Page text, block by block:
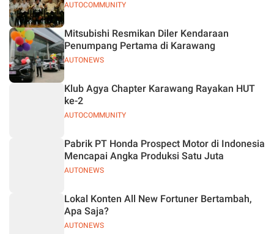
AUTOCOMMUNITY
AUTONEWS
Mitsubishi Resmikan Diler Kendaraan
Penumpang Pertama di Karawang
AUTOCOMMUNITY
Klub Agya Chapter Karawang Rayakan HUT
ke-2
AUTONEWS
Pabrik PT Honda Prospect Motor di Indonesia
Mencapai Angka Produksi Satu Juta
AUTONEWS
Lokal Konten All New Fortuner Bertambah,
Apa Saja?